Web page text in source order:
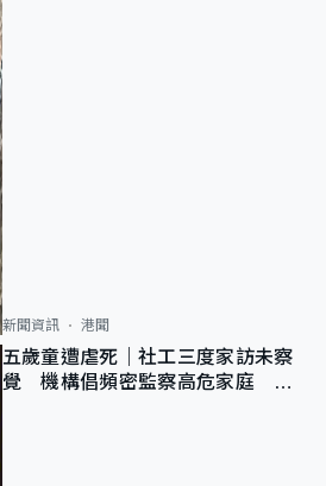
新聞資訊 港聞
五歲童遭虐死｜社工三度家訪未察
覺 機構倡頻密監察高危家庭 管